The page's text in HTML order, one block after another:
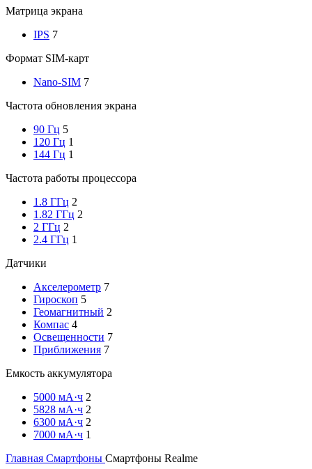
Матрица экрана
IPS 7
Формат SIM-карт
Nano-SIM 7
Частота обновления экрана
90 Гц 5
120 Гц 1
144 Гц 1
Частота работы процессора
1.8 ГГц 2
1.82 ГГц 2
2 ГГц 2
2.4 ГГц 1
Датчики
Акселерометр 7
Гироскоп 5
Геомагнитный 2
Компас 4
Освещенности 7
Приближения 7
Емкость аккумулятора
5000 мА·ч 2
5828 мА·ч 2
6300 мА·ч 2
7000 мА·ч 1
Главная Смартфоны Смартфоны Realme